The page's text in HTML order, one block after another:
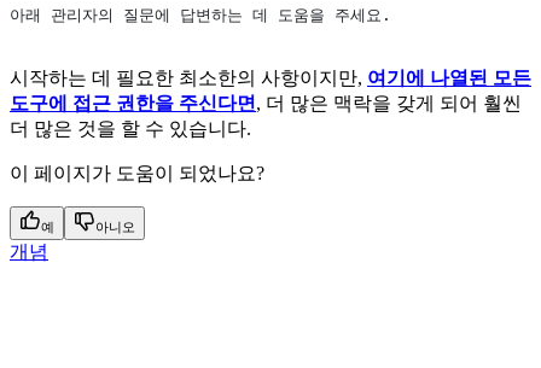
아래 관리자의 질문에 답변하는 데 도움을 주세요.
시작하는 데 필요한 최소한의 사항이지만, 여기에 나열된 모든
도구에 접근 권한을 주신다면 , 더 많은 맥락을 갖게 되어 훨씬
더 많은 것을 할 수 있습니다.
이 페이지가 도움이 되었나요?
예 아니오
개념